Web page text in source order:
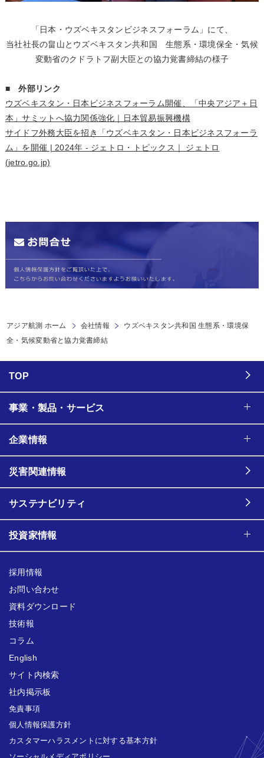
「日本・ウズベキスタンビジネスフォーラム」にて、
当社社長の畠山とウズベキスタン共和国 生態系・環境保全・気候
変動省のクドラトフ副大臣との協力覚書締結の様子
■ 外部リンク
ウズベキスタン・日本ビジネスフォーラム開催、「中央アジア＋日
本」サミットへ協力関係強化｜日本貿易振興機構
サイドフ外務大臣を招き「ウズベキスタン・日本ビジネスフォーラ
ム」を開催 | 2024年 - ジェトロ・トピックス｜ ジェトロ
(jetro.go.jp)
アジア航測 ホーム 会社情報
ウズベキスタン共和国 生態系・環境保
全・気候変動省と協力覚書締結
TOP
事業・製品・サービス
企業情報
災害関連情報
サステナビリティ
投資家情報
採用情報
お問い合わせ
資料ダウンロード
技術報
コラム
English
サイト内検索
社内掲示板
免責事項
個人情報保護方針
カスタマーハラスメントに対する基本方針